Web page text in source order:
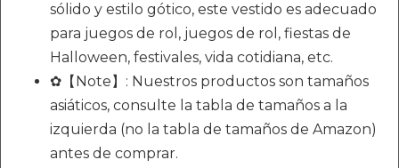
sólido y estilo gótico, este vestido es adecuado
para juegos de rol, juegos de rol, fiestas de
Halloween, festivales, vida cotidiana, etc.
✿【Note】: Nuestros productos son tamaños
asiáticos, consulte la tabla de tamaños a la
izquierda (no la tabla de tamaños de Amazon)
antes de comprar.